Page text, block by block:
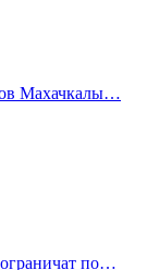
Махачкалы…
по…